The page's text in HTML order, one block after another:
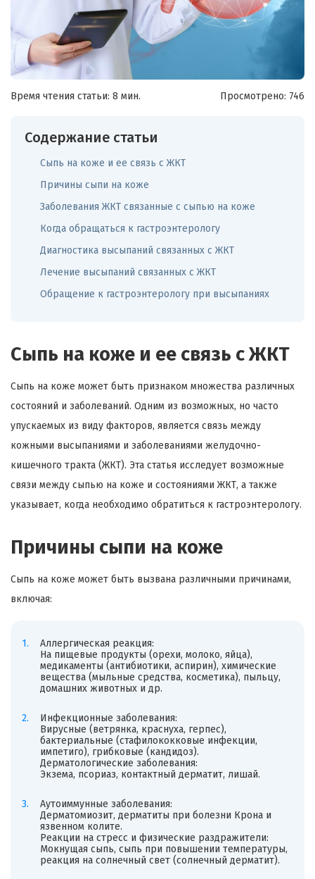
Время чтения статьи: 8 мин. Просмотрено: 746
Содержание статьи
Сыпь на коже и ее связь с ЖКТ
Причины сыпи на коже
Заболевания ЖКТ связанные с сыпью на коже
Когда обращаться к гастроэнтерологу
Диагностика высыпаний связанных с ЖКТ
Лечение высыпаний связанных с ЖКТ
Обращение к гастроэнтерологу при высыпаниях
Сыпь на коже и ее связь с ЖКТ
Сыпь на коже может быть признаком множества различных
состояний и заболеваний. Одним из возможных, но часто
упускаемых из виду факторов, является связь между
кожными высыпаниями и заболеваниями желудочно-
кишечного тракта (ЖКТ). Эта статья исследует возможные
связи между сыпью на коже и состояниями ЖКТ, а также
указывает, когда необходимо обратиться к гастроэнтерологу.
Причины сыпи на коже
Сыпь на коже может быть вызвана различными причинами,
включая:
Аллергическая реакция:
На пищевые продукты (орехи, молоко, яйца),
медикаменты (антибиотики, аспирин), химические
вещества (мыльные средства, косметика), пыльцу,
домашних животных и др.
Инфекционные заболевания:
Вирусные (ветрянка, краснуха, герпес),
бактериальные (стафилококковые инфекции,
импетиго), грибковые (кандидоз).
Дерматологические заболевания:
Экзема, псориаз, контактный дерматит, лишай.
Аутоиммунные заболевания:
Дерматомиозит, дерматиты при болезни Крона и
язвенном колите.
Реакции на стресс и физические раздражители:
Мокнущая сыпь, сыпь при повышении температуры,
реакция на солнечный свет (солнечный дерматит).